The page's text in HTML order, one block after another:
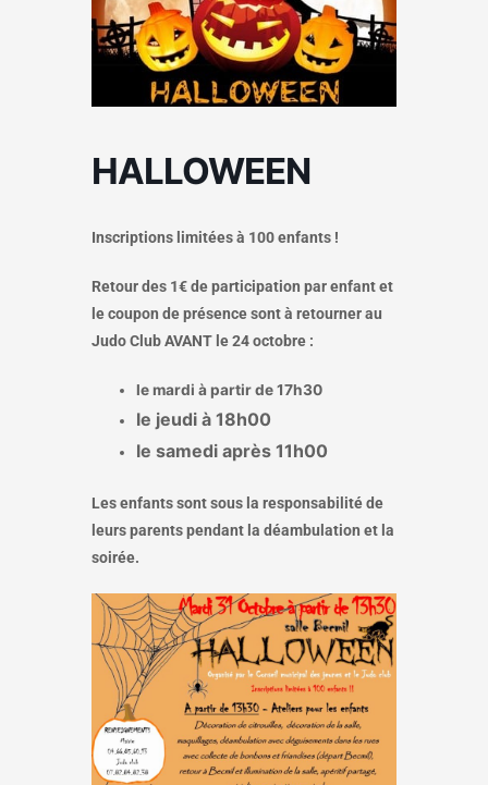
HALLOWEEN
Inscriptions limitées à 100 enfants !
Retour des 1€ de participation par enfant et
le coupon de présence sont à retourner au
Judo Club AVANT le 24 octobre :
le mardi à partir de 17h30
le jeudi à 18h00
le samedi après 11h00
Les enfants sont sous la responsabilité de
leurs parents pendant la déambulation et la
soirée.